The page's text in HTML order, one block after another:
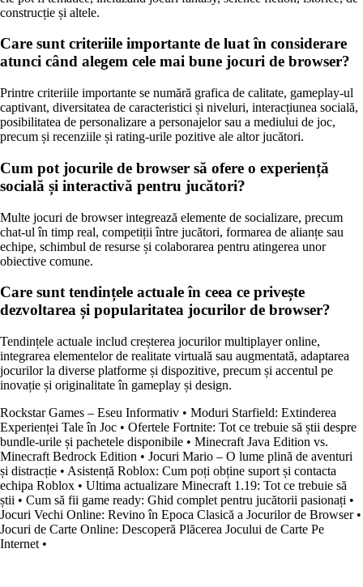
construcție și altele.
Care sunt criteriile importante de luat în considerare
atunci când alegem cele mai bune jocuri de browser?
Printre criteriile importante se numără grafica de calitate, gameplay-ul
captivant, diversitatea de caracteristici și niveluri, interacțiunea socială,
posibilitatea de personalizare a personajelor sau a mediului de joc,
precum și recenziile și rating-urile pozitive ale altor jucători.
Cum pot jocurile de browser să ofere o experiență
socială și interactivă pentru jucători?
Multe jocuri de browser integrează elemente de socializare, precum
chat-ul în timp real, competiții între jucători, formarea de alianțe sau
echipe, schimbul de resurse și colaborarea pentru atingerea unor
obiective comune.
Care sunt tendințele actuale în ceea ce privește
dezvoltarea și popularitatea jocurilor de browser?
Tendințele actuale includ creșterea jocurilor multiplayer online,
integrarea elementelor de realitate virtuală sau augmentată, adaptarea
jocurilor la diverse platforme și dispozitive, precum și accentul pe
inovație și originalitate în gameplay și design.
Rockstar Games – Eseu Informativ • Moduri Starfield: Extinderea
Experienței Tale în Joc • Ofertele Fortnite: Tot ce trebuie să știi despre
bundle-urile și pachetele disponibile • Minecraft Java Edition vs.
Minecraft Bedrock Edition • Jocuri Mario – O lume plină de aventuri
și distracție • Asistență Roblox: Cum poți obține suport și contacta
echipa Roblox • Ultima actualizare Minecraft 1.19: Tot ce trebuie să
știi • Cum să fii game ready: Ghid complet pentru jucătorii pasionați •
Jocuri Vechi Online: Revino în Epoca Clasică a Jocurilor de Browser•
Jocuri de Carte Online: Descoperă Plăcerea Jocului de Carte Pe
Internet •